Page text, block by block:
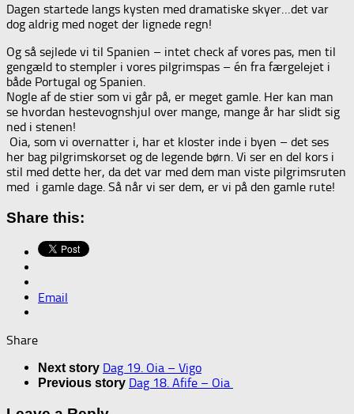
Dagen startede langs kysten med dramatiske skyer…det var
dog aldrig med noget der lignede regn!
Og så sejlede vi til Spanien – intet check af vores pas, men til
gengæld to stempler i vores pilgrimspas – én fra færgelejet i
både Portugal og Spanien.
Nogle af de stier som vi går på, er meget gamle. Her kan man
se hvordan hestevognshjul over mange, mange år har slidt sig
ned i stenen!
Oia, som vi overnatter i, har et kloster inde i byen – det ses
her bag pilgrimskorset og de legende børn. Vi ser en del kors i
stil med dette her, da det var med dem man viste pilgrimsruten
med i gamle dage. Så når vi ser dem, er vi på den gamle rute!
Share this:
Email
Share
Next story Dag 19. Oia – Vigo
Previous story Dag 18. Afife – Oia